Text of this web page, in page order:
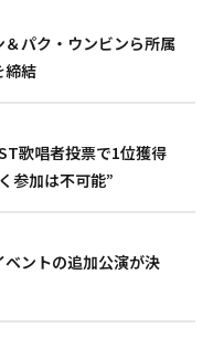
パク・ウンビンら所属
締結
歌唱者投票で1位獲得
参加は不可能”
ントの追加公演が決